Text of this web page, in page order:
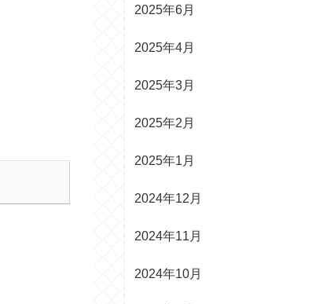
2025年6月
2025年4月
2025年3月
2025年2月
2025年1月
2024年12月
2024年11月
2024年10月